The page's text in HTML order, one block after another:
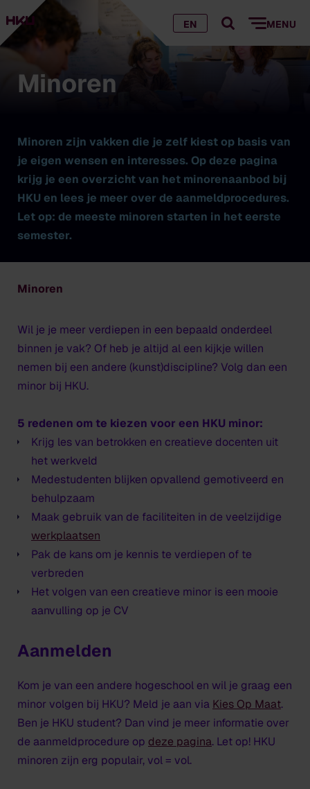
EN MENU
Minoren
Minoren zijn vakken die je zelf kiest op basis van
je eigen wensen en interesses. Op deze pagina
krijg je een overzicht van het minorenaanbod bij
HKU en lees je meer over de aanmeldprocedures.
Let op: de meeste minoren starten in het eerste
semester.
Minoren
Wil je je meer verdiepen in een bepaald onderdeel
binnen je vak? Of heb je altijd al een kijkje willen
nemen bij een andere (kunst)discipline? Volg dan een
minor bij HKU.
5 redenen om te kiezen voor een HKU minor:
Krijg les van betrokken en creatieve docenten uit
het werkveld
Medestudenten blijken opvallend gemotiveerd en
behulpzaam
Maak gebruik van de faciliteiten in de veelzijdige
werkplaatsen
Pak de kans om je kennis te verdiepen of te
verbreden
Het volgen van een creatieve minor is een mooie
aanvulling op je CV
Aanmelden
Kom je van een andere hogeschool en wil je graag een
minor volgen bij HKU? Meld je aan via Kies Op Maat.
Ben je HKU student? Dan vind je meer informatie over
de aanmeldprocedure op deze pagina. Let op! HKU
minoren zijn erg populair, vol = vol.